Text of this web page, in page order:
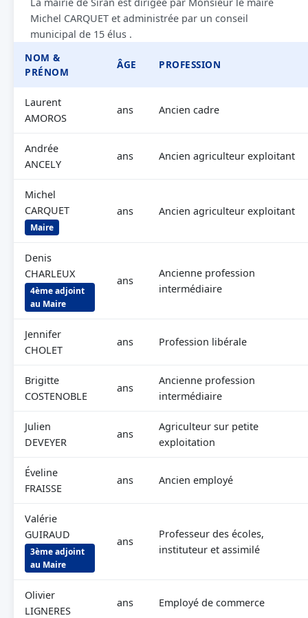
Michel CARQUET et administrée par un conseil
municipal de 15 élus .
NOM &
PRÉNOM
ÂGE PROFESSION
Laurent
AMOROS
ans Ancien cadre
Andrée
ANCELY
ans Ancien agriculteur exploitant
Michel
CARQUET
Maire
ans Ancien agriculteur exploitant
Denis
CHARLEUX
4ème adjoint
au Maire
ans
Ancienne profession
intermédiaire
Jennifer
CHOLET
ans Profession libérale
Brigitte
COSTENOBLE
ans
Ancienne profession
intermédiaire
Julien
DEVEYER
ans
Agriculteur sur petite
exploitation
Éveline
FRAISSE
ans Ancien employé
Valérie
GUIRAUD
3ème adjoint
au Maire
ans
Professeur des écoles,
instituteur et assimilé
Olivier
LIGNERES
ans Employé de commerce